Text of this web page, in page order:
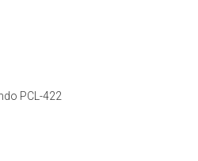
PCL-422